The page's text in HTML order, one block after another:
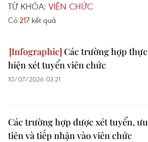
TỪ KHÓA: VIÊN CHỨC
Có 217 kết quả
Các trường hợp thực
hiện xét tuyển viên chức
10/07/2026 03:21
Các trường hợp được xét tuyển, ưu
tiên và tiếp nhận vào viên chức